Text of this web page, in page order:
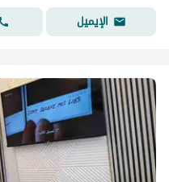
الإيميل